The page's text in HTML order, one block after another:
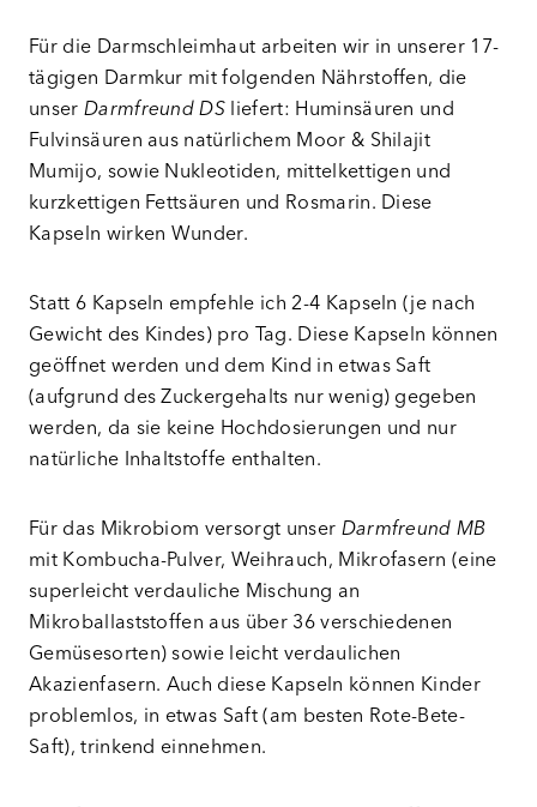
Für die Darmschleimhaut arbeiten wir in unserer 17-
tägigen Darmkur mit folgenden Nährstoffen, die
unser Darmfreund DS liefert: Huminsäuren und
Fulvinsäuren aus natürlichem Moor & Shilajit
Mumijo, sowie Nukleotiden, mittelkettigen und
kurzkettigen Fettsäuren und Rosmarin. Diese
Kapseln wirken Wunder.
Statt 6 Kapseln empfehle ich 2-4 Kapseln (je nach
Gewicht des Kindes) pro Tag. Diese Kapseln können
geöffnet werden und dem Kind in etwas Saft
(aufgrund des Zuckergehalts nur wenig) gegeben
werden, da sie keine Hochdosierungen und nur
natürliche Inhaltstoffe enthalten.
Für das Mikrobiom versorgt unser Darmfreund MB
mit Kombucha-Pulver, Weihrauch, Mikrofasern (eine
superleicht verdauliche Mischung an
Mikroballaststoffen aus über 36 verschiedenen
Gemüsesorten) sowie leicht verdaulichen
Akazienfasern. Auch diese Kapseln können Kinder
problemlos, in etwas Saft (am besten Rote-Bete-
Saft), trinkend einnehmen.